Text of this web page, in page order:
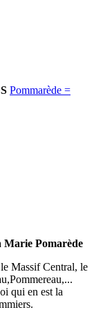
Pommarède =
Marie Pomarède
Massif Central, le
qui en est la